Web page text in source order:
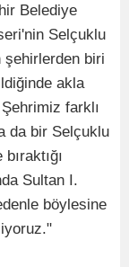
Belediye
Selçuklu
şehirlerden biri
akla
farklı
da bir Selçuklu
Sultan I.
böylesine